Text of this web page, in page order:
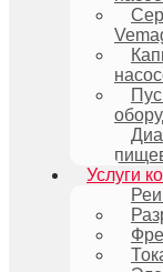
Услуги